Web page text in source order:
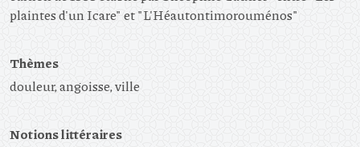
plaintes d'un Icare" et "L'Héautontimorouménos"
Thèmes
douleur, angoisse, ville
Notions littéraires